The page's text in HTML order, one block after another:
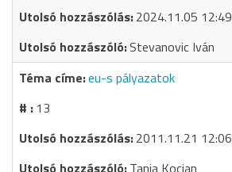
2024.11.05 12:49
Stevanovic Iván
eu-s pályazatok
13
2011.11.21 12:06
Tanja Kocjan